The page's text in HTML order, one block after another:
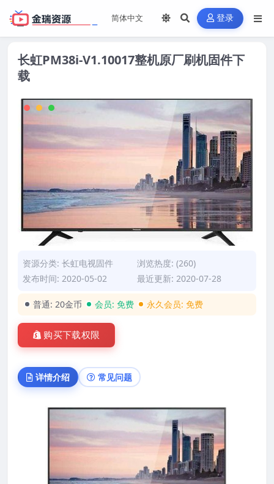
登录
长虹PM38i-V1.10017整机原厂刷机固件下
载
资源分类: 长虹电视固件
浏览热度: (260)
发布时间: 2020-05-02
最近更新: 2020-07-28
普通: 20金币 会员: 免费 永久会员: 免费
购买下载权限
详情介绍 常见问题